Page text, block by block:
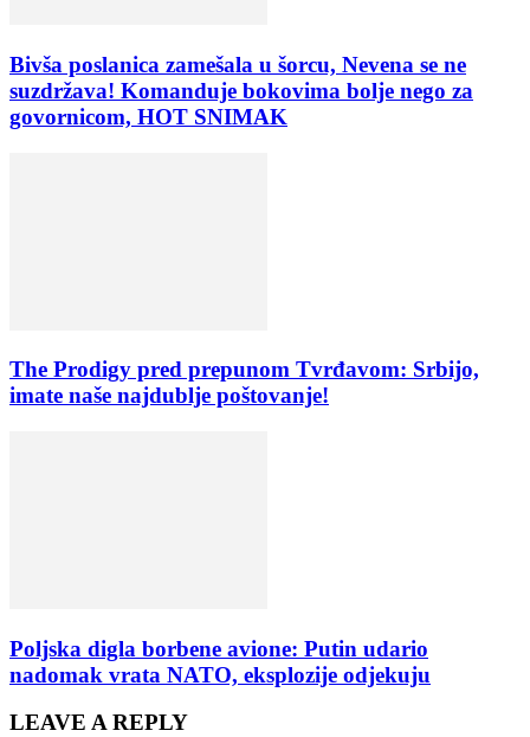
Bivša poslanica zamešala u šorcu, Nevena se ne
suzdržava! Komanduje bokovima bolje nego za
govornicom, HOT SNIMAK
The Prodigy pred prepunom Tvrđavom: Srbijo,
imate naše najdublje poštovanje!
Poljska digla borbene avione: Putin udario
nadomak vrata NATO, eksplozije odjekuju
LEAVE A REPLY